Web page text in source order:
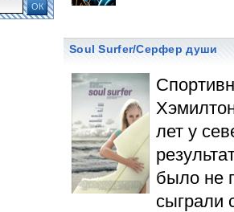
Soul Surfer/Серфер души
лет у
было не
сыграли
ОК